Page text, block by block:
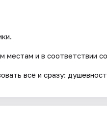
местам и в соответствии
всё и сразу: